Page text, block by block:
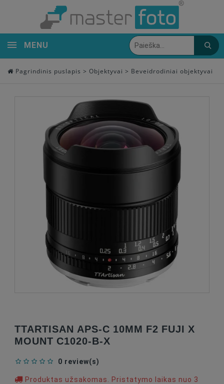
MENU
Pagrindinis puslapis > Objektyvai > Beveidrodiniai objektyvai
TTARTISAN APS-C 10MM F2 FUJI X
MOUNT C1020-B-X
0 review(s)
Produktas užsakomas. Pristatymo laikas nuo 3